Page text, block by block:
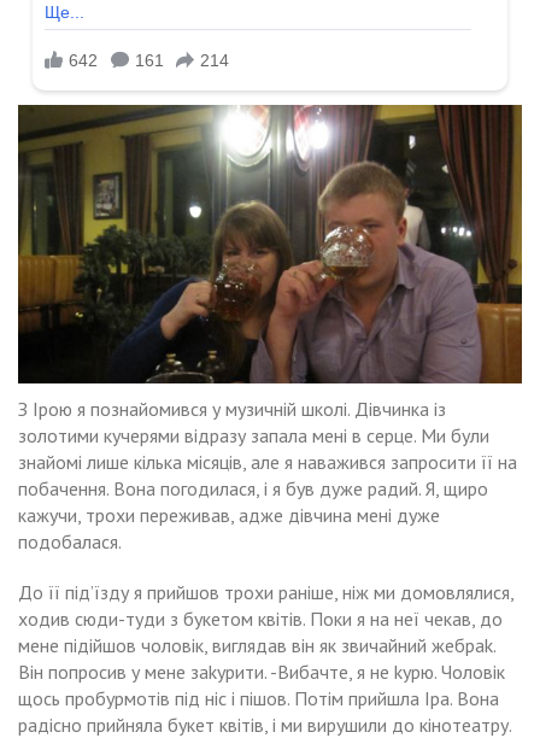
З Ірою я познайомився у музичній школі. Дівчинка із
золотими кучерями відразу запала мені в серце. Ми були
знайомі лише кілька місяців, але я наважився запросити її на
побачення. Вона погодилася, і я був дуже радий. Я, щиро
кажучи, трохи переживав, адже дівчина мені дуже
подобалася.
До її під’їзду я прийшов трохи раніше, ніж ми домовлялися,
ходив сюди-туди з букетом квітів. Поки я на неї чекав, до
мене підійшов чоловік, виглядав він як звичайний жебраk.
Він попросив у мене заkурити. -Вибачте, я не kурю. Чоловік
щось пробурмотів під ніс і пішов. Потім прийшла Іра. Вона
радісно прийняла букет квітів, і ми вирушили до кінотеатру.